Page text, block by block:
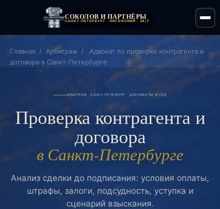
СОКОЛОВ И ПАРТНЁРЫ
САНКТ-ПЕТЕРБУРГ · ЛИГОВСКИЙ · 24/7
Главная / Арбитраж /
Адвокат по проверке контрагента и
договора в Санкт-Петербурге
АРБИТРАЖ · САНКТ-ПЕТЕРБУРГ · ДОКУМЕНТЫ И СУД
Проверка контрагента и
договора
в Санкт-Петербурге
Анализ сделки до подписания: условия оплаты,
штрафы, залоги, подсудность, уступка и
сценарий взыскания.